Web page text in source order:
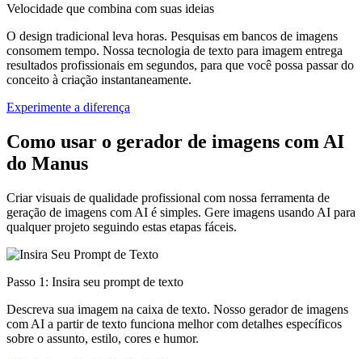
Velocidade que combina com suas ideias
O design tradicional leva horas. Pesquisas em bancos de imagens
consomem tempo. Nossa tecnologia de texto para imagem entrega
resultados profissionais em segundos, para que você possa passar do
conceito à criação instantaneamente.
Experimente a diferença
Como usar o gerador de imagens com AI
do Manus
Criar visuais de qualidade profissional com nossa ferramenta de
geração de imagens com AI é simples. Gere imagens usando AI para
qualquer projeto seguindo estas etapas fáceis.
Passo 1: Insira seu prompt de texto
Descreva sua imagem na caixa de texto. Nosso gerador de imagens
com AI a partir de texto funciona melhor com detalhes específicos
sobre o assunto, estilo, cores e humor.